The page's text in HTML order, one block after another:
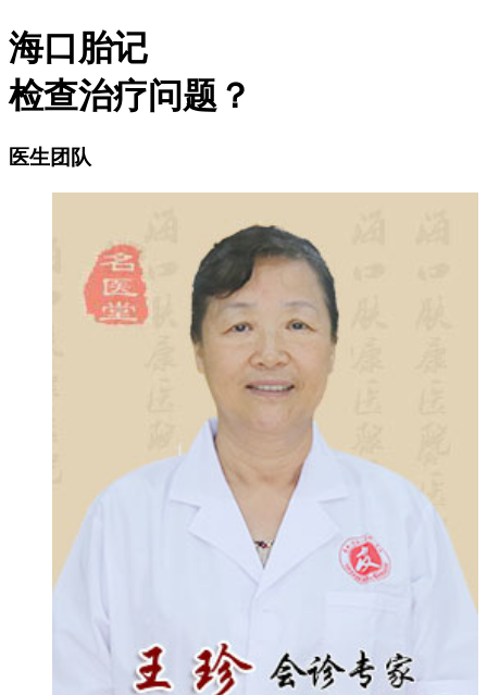
海口胎记
检查治疗问题？
医生团队